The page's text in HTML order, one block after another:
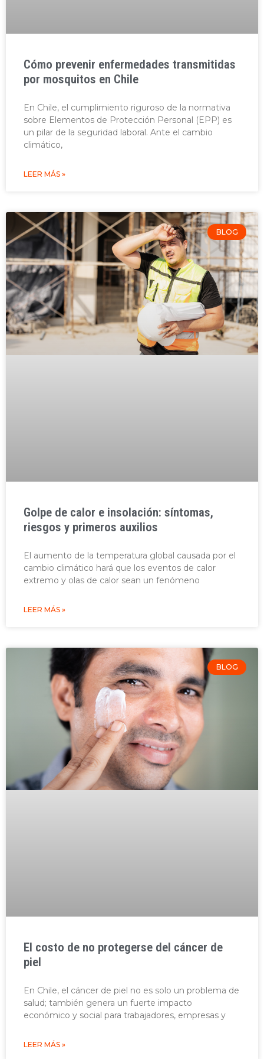
Cómo prevenir enfermedades transmitidas
por mosquitos en Chile
En Chile, el cumplimiento riguroso de la normativa
sobre Elementos de Protección Personal (EPP) es
un pilar de la seguridad laboral. Ante el cambio
climático,
LEER MÁS »
BLOG
Golpe de calor e insolación: síntomas,
riesgos y primeros auxilios
El aumento de la temperatura global causada por el
cambio climático hará que los eventos de calor
extremo y olas de calor sean un fenómeno
LEER MÁS »
BLOG
El costo de no protegerse del cáncer de
piel
En Chile, el cáncer de piel no es solo un problema de
salud; también genera un fuerte impacto
económico y social para trabajadores, empresas y
LEER MÁS »